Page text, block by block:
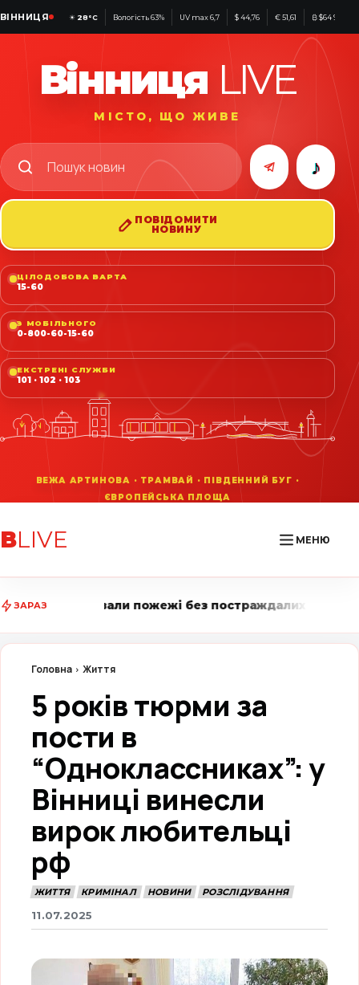
ВІННИЦЯ ☀ 28°C Вологість 63% UV max 6,7 $ 44,76 € 51,61 ₿ $64 947
Вінниця LIVE
МІСТО, ЩО ЖИВЕ
♪
ПОВІДОМИТИ
НОВИНУ
ЦІЛОДОБОВА ВАРТА
15-60
З МОБІЛЬНОГО
0-800-60-15-60
ЕКСТРЕНІ СЛУЖБИ
101 · 102 · 103
ВLIVE МЕНЮ
ЗАРАЗ
пожежі без постраждалих • Вінниця LIVE стежить
Головна Життя
5 років тюрми за
пости в
“Одноклассниках”: у
Вінниці винесли
вирок любительці
рф
ЖИТТЯ КРИМІНАЛ НОВИНИ РОЗСЛІДУВАННЯ
11.07.2025